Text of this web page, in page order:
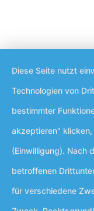
Diese Seite nutzt
Technologien von
bestimmter
akzeptieren"
(Einwilligung). Nach
betroffenen
für verschiedene